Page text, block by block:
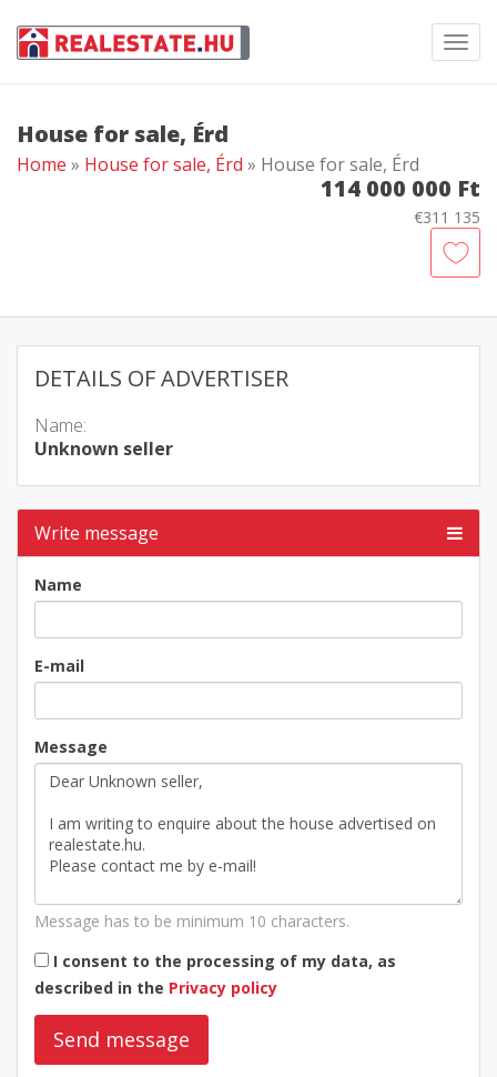
House for sale, Érd
Home » House for sale, Érd » House for sale, Érd
114 000 000 Ft
€311 135
DETAILS OF ADVERTISER
Name:
Unknown seller
Write message
Name
E-mail
Message
Message has to be minimum 10 characters.
I consent to the processing of my data, as
described in the Privacy policy
Send message